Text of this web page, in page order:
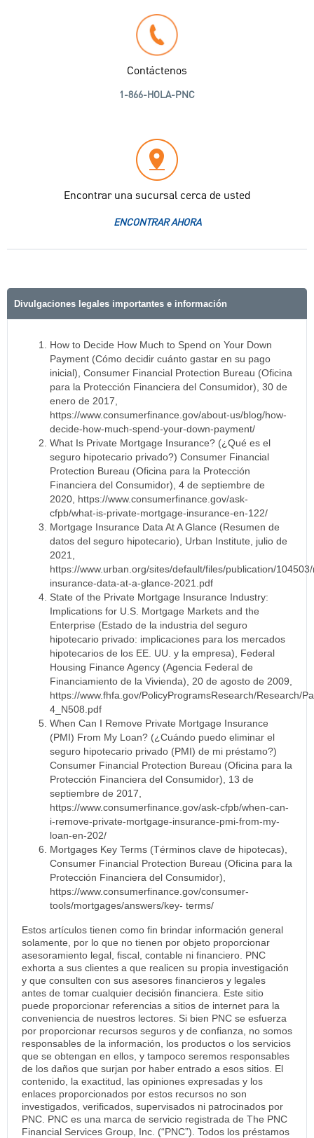
Contáctenos
1-866-HOLA-PNC
Encontrar una sucursal cerca de usted
ENCONTRAR AHORA
Divulgaciones legales importantes e información
How to Decide How Much to Spend on Your Down
Payment (Cómo decidir cuánto gastar en su pago
inicial), Consumer Financial Protection Bureau (Oficina
para la Protección Financiera del Consumidor), 30 de
enero de 2017,
https://www.consumerfinance.gov/about-us/blog/how-
decide-how-much-spend-your-down-payment/
What Is Private Mortgage Insurance? (¿Qué es el
seguro hipotecario privado?) Consumer Financial
Protection Bureau (Oficina para la Protección
Financiera del Consumidor), 4 de septiembre de
2020, https://www.consumerfinance.gov/ask-
cfpb/what-is-private-mortgage-insurance-en-122/
Mortgage Insurance Data At A Glance (Resumen de
datos del seguro hipotecario), Urban Institute, julio de
2021,
https://www.urban.org/sites/default/files/publication/
insurance-data-at-a-glance-2021.pdf
State of the Private Mortgage Insurance Industry:
Implications for U.S. Mortgage Markets and the
Enterprise (Estado de la industria del seguro
hipotecario privado: implicaciones para los mercados
hipotecarios de los EE. UU. y la empresa), Federal
Housing Finance Agency (Agencia Federal de
Financiamiento de la Vivienda), 20 de agosto de 2009,
https://www.fhfa.gov/PolicyProgramsResearch/Research/
4_N508.pdf
When Can I Remove Private Mortgage Insurance
(PMI) From My Loan? (¿Cuándo puedo eliminar el
seguro hipotecario privado (PMI) de mi préstamo?)
Consumer Financial Protection Bureau (Oficina para la
Protección Financiera del Consumidor), 13 de
septiembre de 2017,
https://www.consumerfinance.gov/ask-cfpb/when-can-
i-remove-private-mortgage-insurance-pmi-from-my-
loan-en-202/
Mortgages Key Terms (Términos clave de hipotecas),
Consumer Financial Protection Bureau (Oficina para la
Protección Financiera del Consumidor),
https://www.consumerfinance.gov/consumer-
tools/mortgages/answers/key- terms/
Estos artículos tienen como fin brindar información general
solamente, por lo que no tienen por objeto proporcionar
asesoramiento legal, fiscal, contable ni financiero. PNC
exhorta a sus clientes a que realicen su propia investigación
y que consulten con sus asesores financieros y legales
antes de tomar cualquier decisión financiera. Este sitio
puede proporcionar referencias a sitios de internet para la
conveniencia de nuestros lectores. Si bien PNC se esfuerza
por proporcionar recursos seguros y de confianza, no somos
responsables de la información, los productos o los servicios
que se obtengan en ellos, y tampoco seremos responsables
de los daños que surjan por haber entrado a esos sitios. El
contenido, la exactitud, las opiniones expresadas y los
enlaces proporcionados por estos recursos no son
investigados, verificados, supervisados ni patrocinados por
PNC. PNC es una marca de servicio registrada de The PNC
Financial Services Group, Inc. (“PNC”). Todos los préstamos